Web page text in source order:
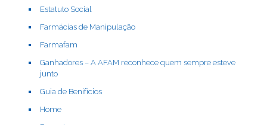
Estatuto Social
Farmácias de Manipulação
Farmafam
Ganhadores – A AFAM reconhece quem sempre esteve
junto
Guia de Benifícios
Home